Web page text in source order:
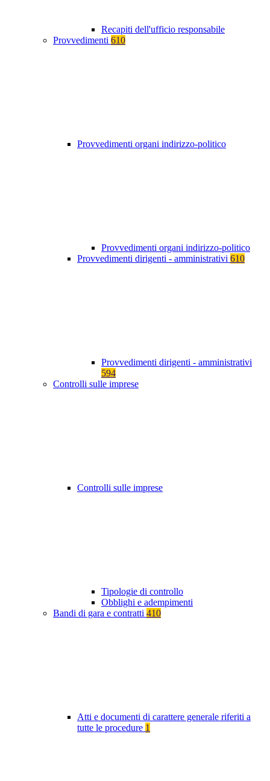
Recapiti dell'ufficio responsabile
Provvedimenti 610
Provvedimenti organi indirizzo-politico
Provvedimenti organi indirizzo-politico
Provvedimenti dirigenti - amministrativi 610
Provvedimenti dirigenti - amministrativi
594
Controlli sulle imprese
Controlli sulle imprese
Tipologie di controllo
Obblighi e adempimenti
Bandi di gara e contratti 410
Atti e documenti di carattere generale riferiti a
tutte le procedure 1